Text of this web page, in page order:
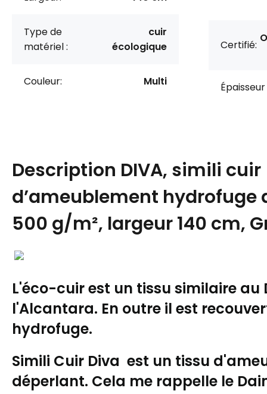
Type de
matériel :
cuir
écologique
Couleur: Multi
Certifié:
Épaisseur
Description DIVA, simili cuir
d’ameublement hydrofuge
500 g/m², largeur 140 cm,
L'éco-cuir est un tissu similaire au
l'Alcantara. En outre il est
hydrofuge.
Simili Cuir Diva est un tissu
déperlant. Cela me rappelle le